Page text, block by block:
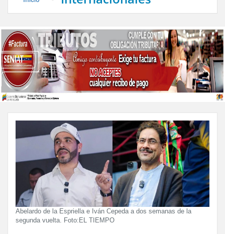
Abelardo de la Espriella e Iván Cepeda a dos semanas de la
segunda vuelta. Foto:EL TIEMPO